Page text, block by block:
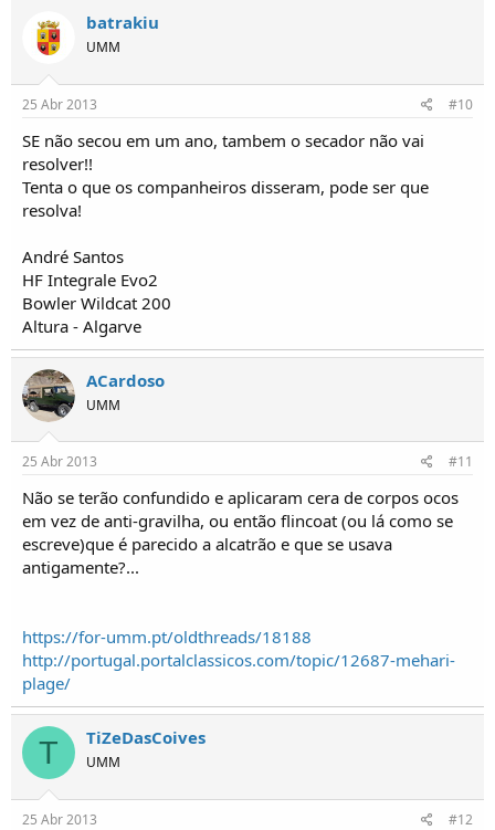
batrakiu
UMM
25 Abr 2013 #10
SE não secou em um ano, tambem o secador não vai
resolver!!
Tenta o que os companheiros disseram, pode ser que
resolva!
André Santos
HF Integrale Evo2
Bowler Wildcat 200
Altura - Algarve
ACardoso
UMM
25 Abr 2013 #11
Não se terão confundido e aplicaram cera de corpos ocos
em vez de anti-gravilha, ou então flincoat (ou lá como se
escreve)que é parecido a alcatrão e que se usava
antigamente?...
https://for-umm.pt/oldthreads/18188
http://portugal.portalclassicos.com/topic/12687-mehari-
plage/
T TiZeDasCoives
UMM
25 Abr 2013 #12